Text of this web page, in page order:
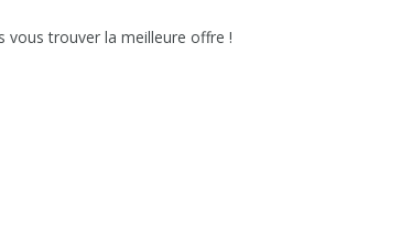
vous trouver la meilleure offre !